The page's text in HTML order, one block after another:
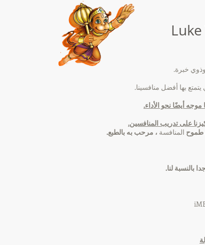
خبرة.
بها أفضل منافسينا.
أيضًا نحو الأداء.
على تدريب المنافسين.
طموح المنافسة ، مرحب به بالطبع.
بالنسبة لنا.